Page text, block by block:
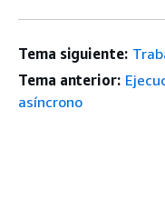
Tema siguiente:
Tema anterior:
asíncrono